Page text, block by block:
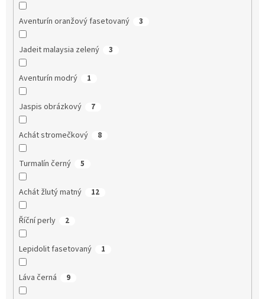
Aventurín oranžový fasetovaný 3
Jadeit malaysia zelený 3
Aventurín modrý 1
Jaspis obrázkový 7
Achát stromečkový 8
Turmalín černý 5
Achát žlutý matný 12
Říční perly 2
Lepidolit fasetovaný 1
Láva černá 9